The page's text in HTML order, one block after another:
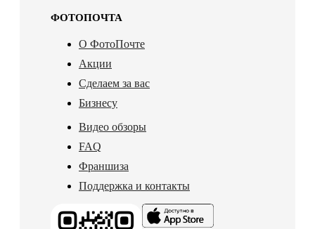
ФОТОПОЧТА
О ФотоПочте
Акции
Сделаем за вас
Бизнесу
Видео обзоры
FAQ
Франшиза
Поддержка и контакты